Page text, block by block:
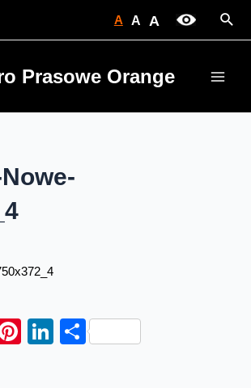
A A A
Prasowe Orange
Pinterest
LinkedIn
Share